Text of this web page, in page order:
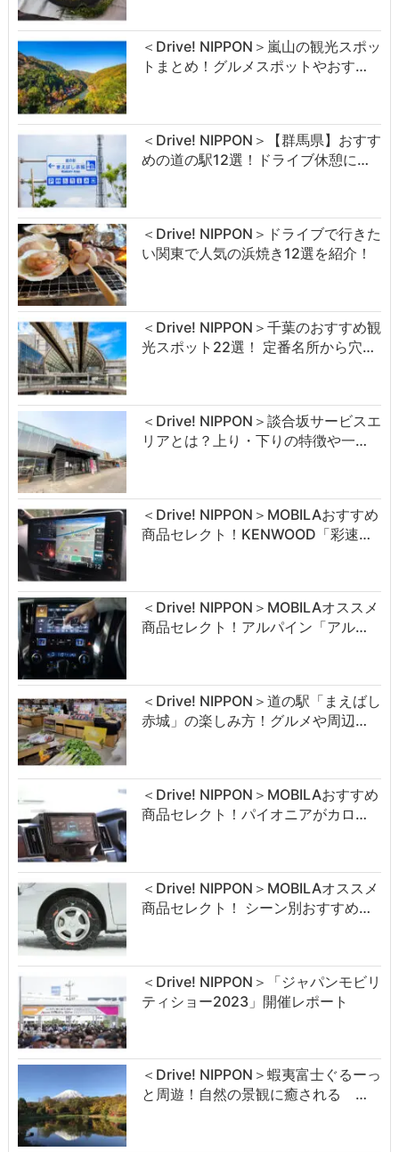
＜Drive! NIPPON＞嵐山の観光スポッ
トまとめ！グルメスポットやおす…
＜Drive! NIPPON＞【群馬県】おすす
めの道の駅12選！ドライブ休憩に…
＜Drive! NIPPON＞ドライブで行きた
い関東で人気の浜焼き12選を紹介！
＜Drive! NIPPON＞千葉のおすすめ観
光スポット22選！ 定番名所から穴…
＜Drive! NIPPON＞談合坂サービスエ
リアとは？上り・下りの特徴や一…
＜Drive! NIPPON＞MOBILAおすすめ
商品セレクト！KENWOOD「彩速…
＜Drive! NIPPON＞MOBILAオススメ
商品セレクト！アルパイン「アル…
＜Drive! NIPPON＞道の駅「まえばし
赤城」の楽しみ方！グルメや周辺…
＜Drive! NIPPON＞MOBILAおすすめ
商品セレクト！パイオニアがカロ…
＜Drive! NIPPON＞MOBILAオススメ
商品セレクト！ シーン別おすすめ…
＜Drive! NIPPON＞「ジャパンモビリ
ティショー2023」開催レポート
＜Drive! NIPPON＞蝦夷富士ぐるーっ
と周遊！自然の景観に癒される …